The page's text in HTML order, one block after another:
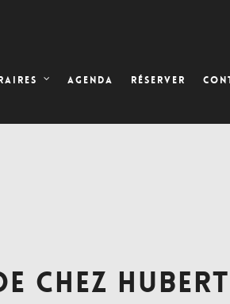
AGENDA RÉSERVER
CHEZ